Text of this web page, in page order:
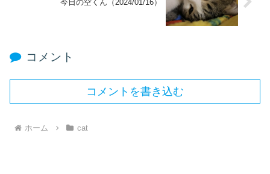
今日の空くん（2024/01/16）
コメント
コメントを書き込む
ホーム cat